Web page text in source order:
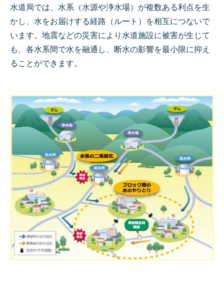
水道局では、水系（水源や浄水場）が複数ある利点を生
かし、水をお届けする経路（ルート）を相互につないで
います。地震などの災害により水道施設に被害が生じて
も、各水系間で水を融通し、断水の影響を最小限に抑え
ることができます。